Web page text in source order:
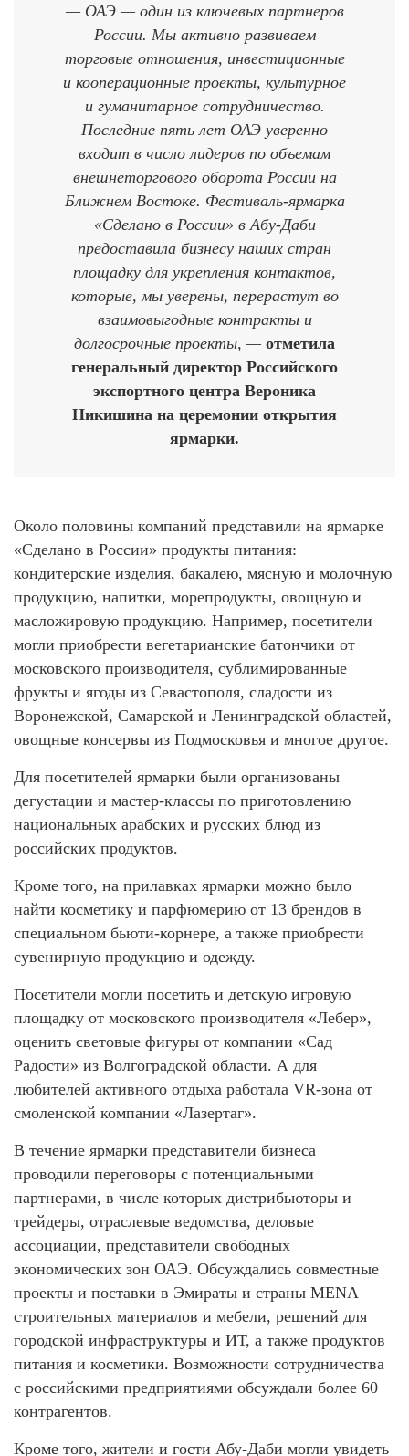
— ОАЭ — один из ключевых партнеров
России. Мы активно развиваем
торговые отношения, инвестиционные
и кооперационные проекты, культурное
и гуманитарное сотрудничество.
Последние пять лет ОАЭ уверенно
входит в число лидеров по объемам
внешнеторгового оборота России на
Ближнем Востоке. Фестиваль-ярмарка
«Сделано в России» в Абу-Даби
предоставила бизнесу наших стран
площадку для укрепления контактов,
которые, мы уверены, перерастут во
взаимовыгодные контракты и
долгосрочные проекты, — отметила
генеральный директор Российского
экспортного центра Вероника
Никишина на церемонии открытия
ярмарки.
Около половины компаний представили на ярмарке
«Сделано в России» продукты питания:
кондитерские изделия, бакалею, мясную и молочную
продукцию, напитки, морепродукты, овощную и
масложировую продукцию. Например, посетители
могли приобрести вегетарианские батончики от
московского производителя, сублимированные
фрукты и ягоды из Севастополя, сладости из
Воронежской, Самарской и Ленинградской областей,
овощные консервы из Подмосковья и многое другое.
Для посетителей ярмарки были организованы
дегустации и мастер-классы по приготовлению
национальных арабских и русских блюд из
российских продуктов.
Кроме того, на прилавках ярмарки можно было
найти косметику и парфюмерию от 13 брендов в
специальном бьюти-корнере, а также приобрести
сувенирную продукцию и одежду.
Посетители могли посетить и детскую игровую
площадку от московского производителя «Лебер»,
оценить световые фигуры от компании «Сад
Радости» из Волгоградской области. А для
любителей активного отдыха работала VR-зона от
смоленской компании «Лазертаг».
В течение ярмарки представители бизнеса
проводили переговоры с потенциальными
партнерами, в числе которых дистрибьюторы и
трейдеры, отраслевые ведомства, деловые
ассоциации, представители свободных
экономических зон ОАЭ. Обсуждались совместные
проекты и поставки в Эмираты и страны MENA
строительных материалов и мебели, решений для
городской инфраструктуры и ИТ, а также продуктов
питания и косметики. Возможности сотрудничества
с российскими предприятиями обсуждали более 60
контрагентов.
Кроме того, жители и гости Абу-Даби могли увидеть